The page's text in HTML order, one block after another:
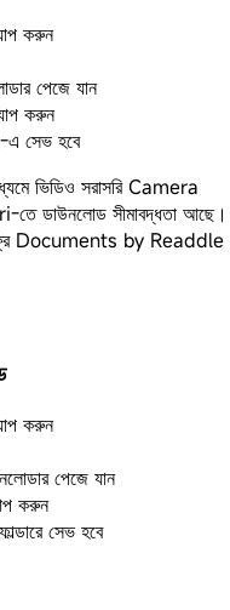
করুন
পেজে যান
করুন
সেভ হবে
ভিডিও সরাসরি Camera
ডাউনলোড সীমাবদ্ধতা আছে।
Documents by Readdle
করুন
পেজে যান
করুন
সেভ হবে